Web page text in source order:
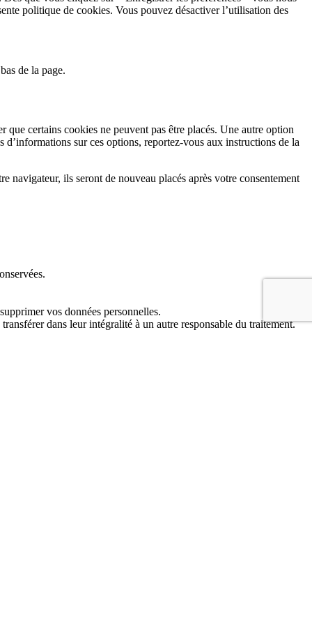
politique de cookies. Vous pouvez désactiver l’utilisation des
de la page.
certains cookies ne peuvent pas être placés. Une autre option
sur ces options, reportez-vous aux instructions de la
navigateur, ils seront de nouveau placés après votre consentement
vos données personnelles.
dans leur intégralité à un autre responsable du traitement.